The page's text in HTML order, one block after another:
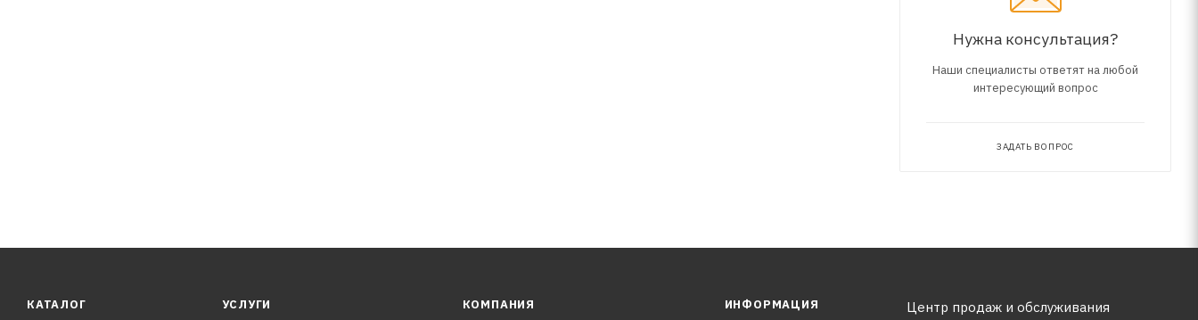
Нужна консультация?
Наши специалисты ответят на любой
интересующий вопрос
ЗАДАТЬ ВОПРОС
КАТАЛОГ УСЛУГИ КОМПАНИЯ ИНФОРМАЦИЯ
Центр продаж и обслуживания